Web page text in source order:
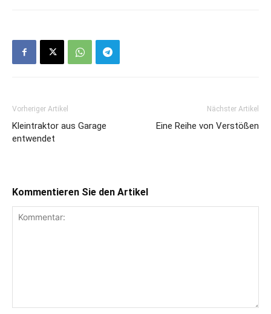
Vorheriger Artikel
Kleintraktor aus Garage
entwendet
Nächster Artikel
Eine Reihe von Verstößen
Kommentieren Sie den Artikel